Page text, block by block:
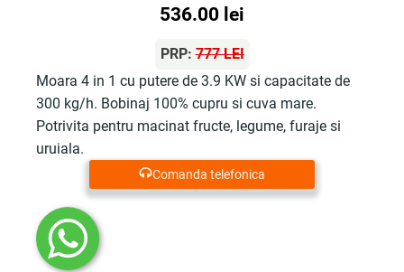
536.00 lei
PRP:777 LEI
Moara 4 in 1 cu putere de 3.9 KW si capacitate de
300 kg/h. Bobinaj 100% cupru si cuva mare.
Potrivita pentru macinat fructe, legume, furaje si
uruiala.
Comanda telefonica